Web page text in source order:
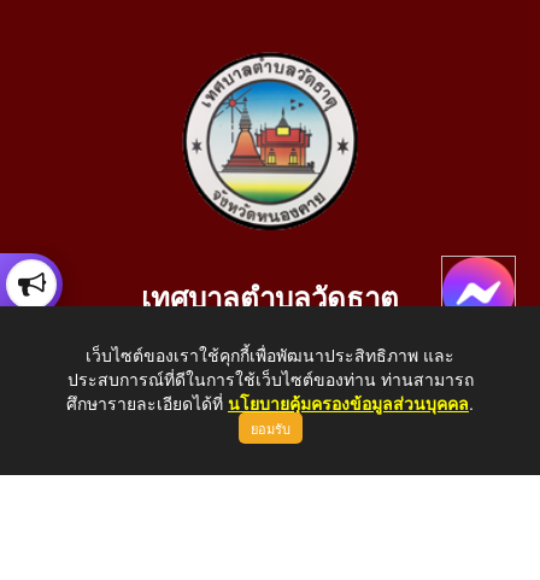
เทศบาลตำบลวัดธาตุ
อ.เมือง จ.หนองคาย 43000
โทรศัพท์: 042-414758 โทรสาร: 042-414759
E-Mail: saraban_05430110@dla.go.th
เว็บไซต์ของเราใช้คุกกี้เพื่อพัฒนาประสิทธิภาพ และ
ประสบการณ์ที่ดีในการใช้เว็บไซต์ของท่าน ท่านสามารถ
ศึกษารายละเอียดได้ที่ นโยบายคุ้มครองข้อมูลส่วนบุคคล.
ยอมรับ